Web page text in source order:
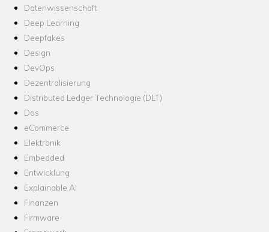
Datenwissenschaft
Deep Learning
Deepfakes
Design
DevOps
Dezentralisierung
Distributed Ledger Technologie (DLT)
Dos
eCommerce
Elektronik
Embedded
Entwicklung
Explainable AI
Finanzen
Firmware